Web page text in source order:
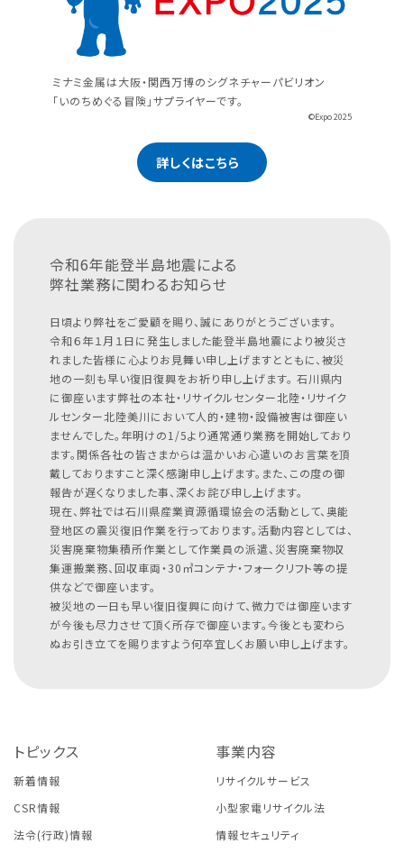
ミナミ金属は大阪・関西万博のシグネチャーパビリオン
「いのちめぐる冒険」サプライヤーです。
©Expo 2025
詳しくはこちら
令和6年能登半島地震による
弊社業務に関わるお知らせ
日頃より弊社をご愛顧を賜り、誠にありがとうございます。
令和６年１月１日に発生しました能登半島地震により被災さ
れました皆様に心よりお見舞い申し上げますとともに、被災
地の一刻も早い復旧復興をお祈り申し上げます。 石川県内
に御座います弊社の本社・リサイクルセンター北陸・リサイク
ルセンター北陸美川において人的・建物・設備被害は御座い
ませんでした。年明けの1/5より通常通り業務を開始しており
ます。関係各社の皆さまからは温かいお心遣いのお言葉を頂
戴しておりますこと深く感謝申し上げます。また、この度の御
報告が遅くなりました事、深くお詫び申し上げます。
現在、弊社では石川県産業資源循環協会の活動として、奥能
登地区の震災復旧作業を行っております。活動内容としては、
災害廃棄物集積所作業として作業員の派遣、災害廃棄物収
集運搬業務、回収車両・30㎥コンテナ・フォークリフト等の提
供などで御座います。
被災地の一日も早い復旧復興に向けて、微力では御座います
が今後も尽力させて頂く所存で御座います。今後とも変わら
ぬお引き立てを賜りますよう何卒宜しくお願い申し上げます。
トピックス
新着情報
CSR情報
法令(行政)情報
事業内容
リサイクルサービス
小型家電リサイクル法
情報セキュリティ